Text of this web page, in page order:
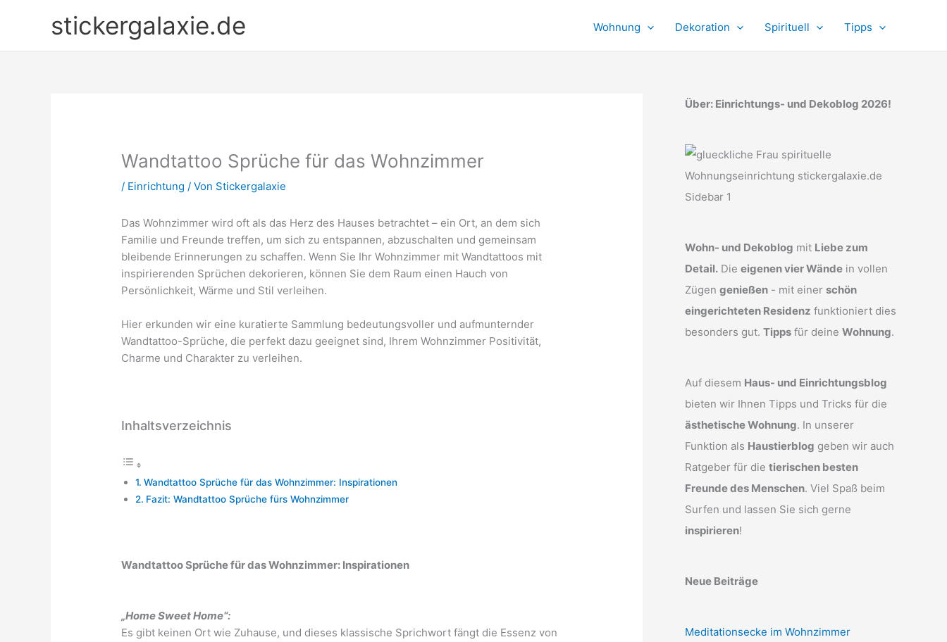
stickergalaxie.de Wohnung Dekoration Spirituell Tipps
Wandtattoo Sprüche für das Wohnzimmer
/ Einrichtung / Von Stickergalaxie
Das Wohnzimmer wird oft als das Herz des Hauses betrachtet – ein Ort, an dem sich
Familie und Freunde treffen, um sich zu entspannen, abzuschalten und gemeinsam
bleibende Erinnerungen zu schaffen. Wenn Sie Ihr Wohnzimmer mit Wandtattoos mit
inspirierenden Sprüchen dekorieren, können Sie dem Raum einen Hauch von
Persönlichkeit, Wärme und Stil verleihen.
Hier erkunden wir eine kuratierte Sammlung bedeutungsvoller und aufmunternder
Wandtattoo-Sprüche, die perfekt dazu geeignet sind, Ihrem Wohnzimmer Positivität,
Charme und Charakter zu verleihen.
Inhaltsverzeichnis
Wandtattoo Sprüche für das Wohnzimmer: Inspirationen
Fazit: Wandtattoo Sprüche fürs Wohnzimmer
Wandtattoo Sprüche für das Wohnzimmer: Inspirationen
„Home Sweet Home“:
Es gibt keinen Ort wie Zuhause, und dieses klassische Sprichwort fängt die Essenz von
Über: Einrichtungs- und Dekoblog 2026!
Wohn- und Dekoblog mit Liebe zum
Detail. Die eigenen vier Wände in vollen
Zügen genießen - mit einer schön
eingerichteten Residenz funktioniert dies
besonders gut. Tipps für deine Wohnung.
Auf diesem Haus- und Einrichtungsblog
bieten wir Ihnen Tipps und Tricks für die
ästhetische Wohnung. In unserer
Funktion als Haustierblog geben wir auch
Ratgeber für die tierischen besten
Freunde des Menschen. Viel Spaß beim
Surfen und lassen Sie sich gerne
inspirieren!
Neue Beiträge
Meditationsecke im Wohnzimmer